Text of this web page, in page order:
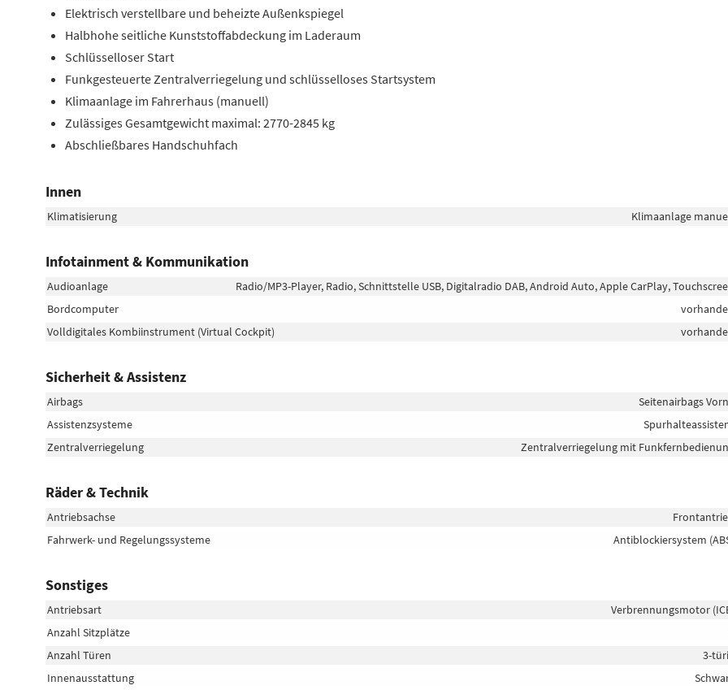
Elektrisch verstellbare und beheizte Außenkspiegel
Halbhohe seitliche Kunststoffabdeckung im Laderaum
Schlüsselloser Start
Funkgesteuerte Zentralverriegelung und schlüsselloses Startsystem
Klimaanlage im Fahrerhaus (manuell)
Zulässiges Gesamtgewicht maximal: 2770-2845 kg
Abschließbares Handschuhfach
Innen
Klimatisierung Klimaanlage
Infotainment & Kommunikation
Audioanlage
Radio/MP3-Player, Radio, Schnittstelle USB, Digitalradio DAB, Android Auto, Apple CarPlay,
Bordcomputer
Volldigitales Kombiinstrument (Virtual Cockpit)
Sicherheit & Assistenz
Airbags
Seitenairbags
Assistenzsysteme
Zentralverriegelung
Zentralverriegelung mit
Räder & Technik
Antriebsachse
Fahrwerk- und Regelungssysteme
Antiblockiersystem
Sonstiges
Antriebsart
Verbrennungsmotor
Anzahl Sitzplätze
Anzahl Türen
3-
Innenausstattung